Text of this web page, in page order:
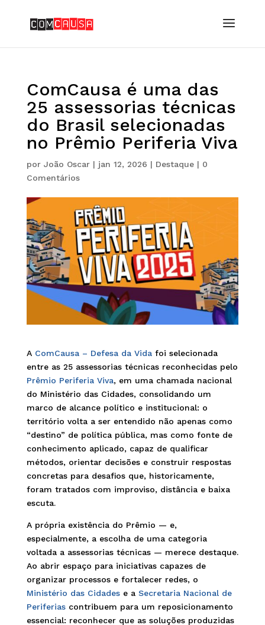
ComCausa é uma das
25 assessorias técnicas
do Brasil selecionadas
no Prêmio Periferia Viva
por João Oscar| jan 12, 2026 | Destaque| 0
Comentários
AComCausa – Defesa da Vidafoi selecionada
entre as 25 assessorias técnicas reconhecidas pelo
Prêmio Periferia Viva, em uma chamada nacional
do Ministério das Cidades, consolidando um
marco de alcance político e institucional: o
território volta a ser entendido não apenas como
“destino” de política pública, mas como fonte de
conhecimento aplicado, capaz de qualificar
métodos, orientar decisões e construir respostas
concretas para desafios que, historicamente,
foram tratados com improviso, distância e baixa
escuta.
A própria existência do Prêmio — e,
especialmente, a escolha de uma categoria
voltada a assessorias técnicas — merece destaque.
Ao abrir espaço para iniciativas capazes de
organizar processos e fortalecer redes, o
Ministério das Cidadese a Secretaria Nacional de
Periferiascontribuem para um reposicionamento
essencial: reconhecer que as soluções produzidas